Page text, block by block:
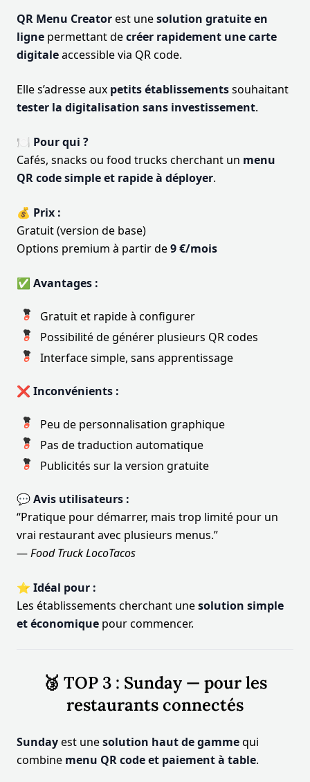
QR Menu Creatorest unesolution gratuite en
ligne permettant decréer rapidement une carte
digitaleaccessible via QR code.
Elle s’adresse aux petits établissementssouhaitant
tester la digitalisation sans investissement.
🍽️ Pour qui ?
Cafés, snacks ou food trucks cherchant un menu
QR code simple et rapide à déployer.
💰 Prix :
Gratuit (version de base)
Options premium à partir de9 €/mois
✅ Avantages :
Gratuit et rapide à configurer
Possibilité de générer plusieurs QR codes
Interface simple, sans apprentissage
❌ Inconvénients :
Peu de personnalisation graphique
Pas de traduction automatique
Publicités sur la version gratuite
💬 Avis utilisateurs :
“Pratique pour démarrer, mais trop limité pour un
vrai restaurant avec plusieurs menus.”
—Food Truck LocoTacos
⭐ Idéal pour :
Les établissements cherchant unesolution simple
et économique pour commencer.
🥉 TOP 3 : Sunday — pour les
restaurants connectés
Sundayest unesolution haut de gammequi
combine menu QR code et paiement à table.